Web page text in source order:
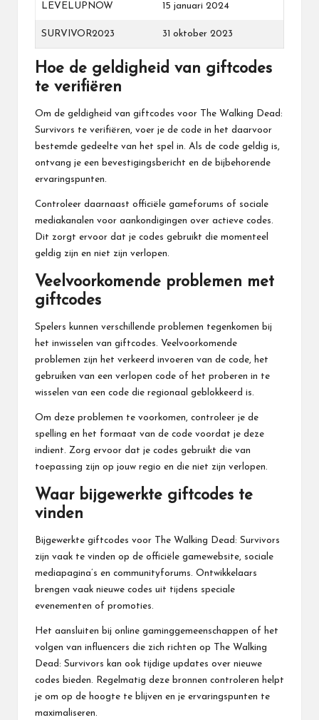
LEVELUPNOW 15 januari 2024
SURVIVOR2023 31 oktober 2023
Hoe de geldigheid van giftcodes
te verifiëren
Om de geldigheid van giftcodes voor The Walking Dead:
Survivors te verifiëren, voer je de code in het daarvoor
bestemde gedeelte van het spel in. Als de code geldig is,
ontvang je een bevestigingsbericht en de bijbehorende
ervaringspunten.
Controleer daarnaast officiële gameforums of sociale
mediakanalen voor aankondigingen over actieve codes.
Dit zorgt ervoor dat je codes gebruikt die momenteel
geldig zijn en niet zijn verlopen.
Veelvoorkomende problemen met
giftcodes
Spelers kunnen verschillende problemen tegenkomen bij
het inwisselen van giftcodes. Veelvoorkomende
problemen zijn het verkeerd invoeren van de code, het
gebruiken van een verlopen code of het proberen in te
wisselen van een code die regionaal geblokkeerd is.
Om deze problemen te voorkomen, controleer je de
spelling en het formaat van de code voordat je deze
indient. Zorg ervoor dat je codes gebruikt die van
toepassing zijn op jouw regio en die niet zijn verlopen.
Waar bijgewerkte giftcodes te
vinden
Bijgewerkte giftcodes voor The Walking Dead : Survivors
zijn vaak te vinden op de officiële gamewebsite, sociale
mediapagina’s en communityforums. Ontwikkelaars
brengen vaak nieuwe codes uit tijdens speciale
evenementen of promoties.
Het aansluiten bij online gaminggemeenschappen of het
volgen van influencers die zich richten op The Walking
Dead: Survivors kan ook tijdige updates over nieuwe
codes bieden. Regelmatig deze bronnen controleren helpt
je om op de hoogte te blijven en je ervaringspunten te
maximaliseren.